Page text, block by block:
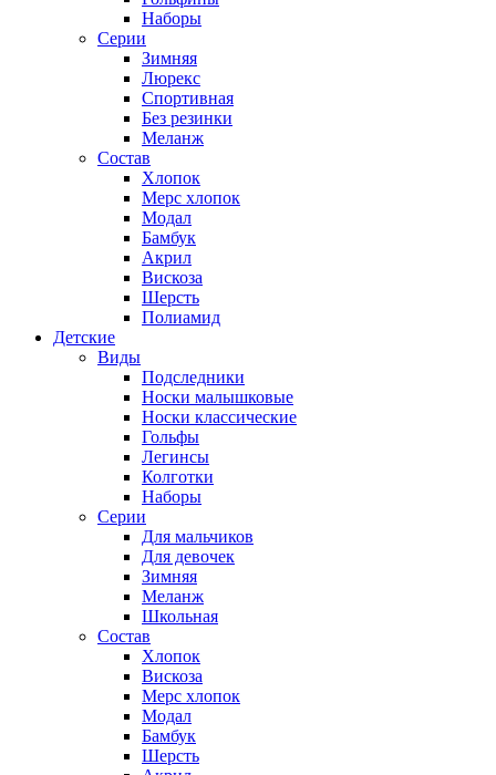
Наборы
Серии
Зимняя
Люрекс
Спортивная
Без резинки
Меланж
Состав
Хлопок
Мерс хлопок
Модал
Бамбук
Акрил
Вискоза
Шерсть
Полиамид
Детские
Виды
Подследники
Носки малышковые
Носки классические
Гольфы
Легинсы
Колготки
Наборы
Серии
Для мальчиков
Для девочек
Зимняя
Меланж
Школьная
Состав
Хлопок
Вискоза
Мерс хлопок
Модал
Бамбук
Шерсть